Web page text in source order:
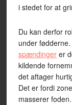
i stedet for at
Du kan derfor
under
spændingerer
kildende
det aftager
Det er fordi
masserer foden.